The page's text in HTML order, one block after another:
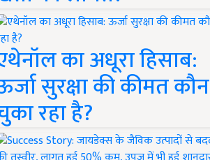
का अधूरा हिसाब:
सुरक्षा की कीमत कौन
रहा है?